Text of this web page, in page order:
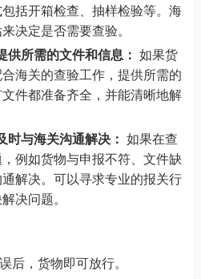
括开箱检查、抽样检验等。海
决定是否需要查验。
所需的文件和信息： 如果货
海关的查验工作，提供所需的
件都准备齐全，并能清晰地解
时与海关沟通解决： 如果在查
例如货物与申报不符、文件缺
解决。可以寻求专业的报关行
决问题。
后，货物即可放行。